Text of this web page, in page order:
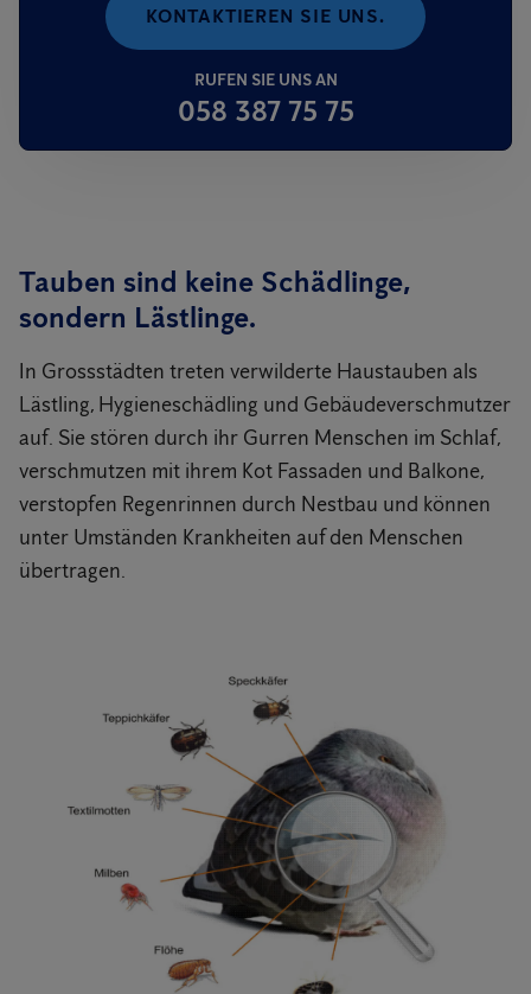
KONTAKTIEREN SIE UNS.
RUFEN SIE UNS AN
058 387 75 75
Tauben sind keine Schädlinge,
sondern Lästlinge.
In Grossstädten treten verwilderte Haustauben als
Lästling, Hygieneschädling und Gebäudeverschmutzer
auf. Sie stören durch ihr Gurren Menschen im Schlaf,
verschmutzen mit ihrem Kot Fassaden und Balkone,
verstopfen Regenrinnen durch Nestbau und können
unter Umständen Krankheiten auf den Menschen
übertragen.